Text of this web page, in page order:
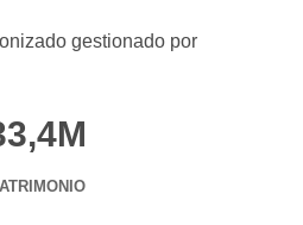
gestionado por